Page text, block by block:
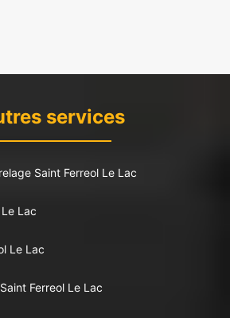
services
Saint Ferreol Le Lac
Lac
Le Lac
Ferreol Le Lac